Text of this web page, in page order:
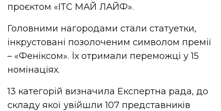
проєктом «ІТС МАЙ ЛАЙФ».
Головними нагородами стали статуетки,
інкрустовані позолоченим символом премії
– «Феніксом». Їх отримали переможці у 15
номінаціях.
13 категорій визначила Експертна рада, до
складу якої увійшли 107 представників